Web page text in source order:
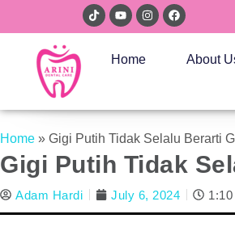
Home About
Home » Gigi Putih Tidak Selalu Berarti
Gigi Putih Tidak
Adam Hardi July 6, 2024